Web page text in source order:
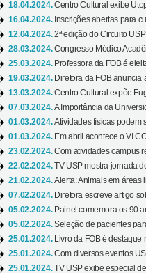
18.04.2024.Centro Cultural exibe
16.04.2024. Inscrições abertas para
12.04.2024.2ª edição do Circuito
28.03.2024.Congresso Médico
25.03.2024. Professora da FOB é
19.03.2024. Diretora da FOB anuncia
13.03.2024.Centro Cultural expõe
07.03.2024.A Importância da
01.03.2024.Atividades físicas podem
01.03.2024. Em abril acontece o VI
23.02.2024.Com atividades campus
22.02.2024.TV USP mostra jornada
21.02.2024.Alerta: Animais em áreas
07.02.2024. Diretora escreve artigo
05.02.2024. Painel comemora os 90
05.02.2024.Seleção de pacientes
25.01.2024.
Livro da FOB é destaque
25.01.2024.Com diversos eventos
25.01.2024.TV USP exibe especial